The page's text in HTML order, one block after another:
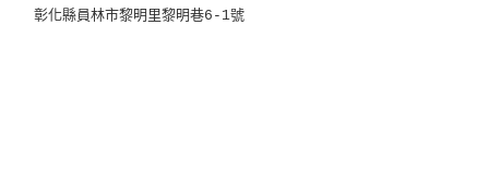
彰化縣員林市黎明里黎明巷6-1號